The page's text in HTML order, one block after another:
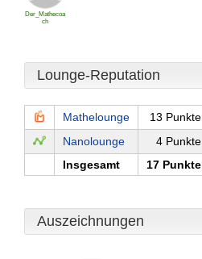
Der_Mathecoa
ch
Lounge-Reputation
Mathelounge
13 Punkte
Nanolounge
4 Punkte
Insgesamt
17 Punkte
Auszeichnungen